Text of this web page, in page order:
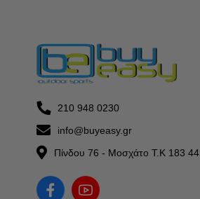
210 948 0230
info@buyeasy.gr
Πίνδου 76 - Μοσχάτο Τ.Κ 183 44